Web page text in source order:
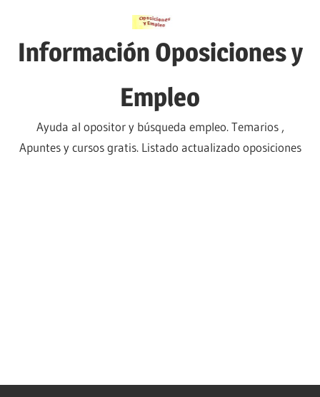
contenido
Información Oposiciones y
Empleo
Ayuda al opositor y búsqueda empleo. Temarios ,
Apuntes y cursos gratis. Listado actualizado oposiciones